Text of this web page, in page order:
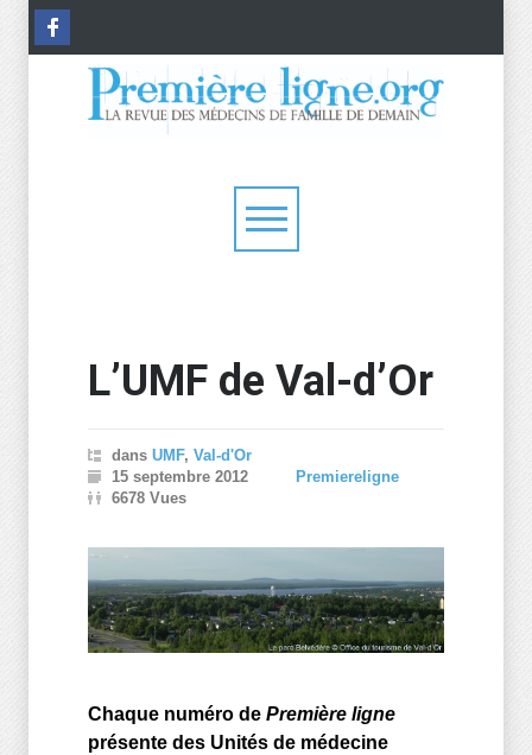
L’UMF de Val-d’Or
dans UMF, Val-d'Or
15 septembre 2012
Premiereligne
6678 Vues
Chaque numéro de Première ligne
présente des Unités de médecine